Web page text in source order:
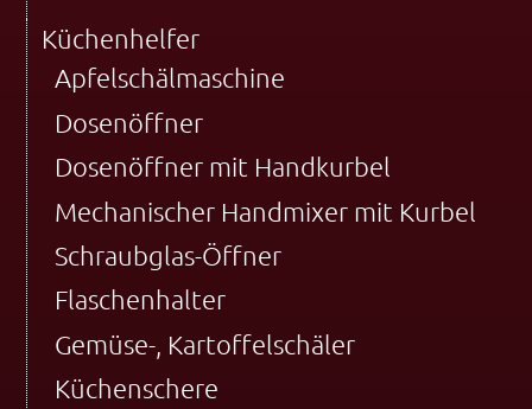
Küchenhelfer
Apfelschälmaschine
Dosenöffner
Dosenöffner mit Handkurbel
Mechanischer Handmixer mit Kurbel
Schraubglas-Öffner
Flaschenhalter
Gemüse-, Kartoffelschäler
Küchenschere